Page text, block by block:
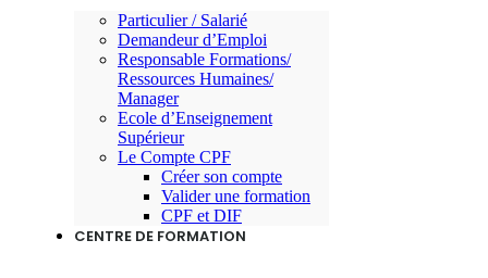
Particulier / Salarié
Demandeur d’Emploi
Responsable Formations/
Ressources Humaines/
Manager
Ecole d’Enseignement
Supérieur
Le Compte CPF
Créer son compte
Valider une formation
CPF et DIF
CENTRE DE FORMATION